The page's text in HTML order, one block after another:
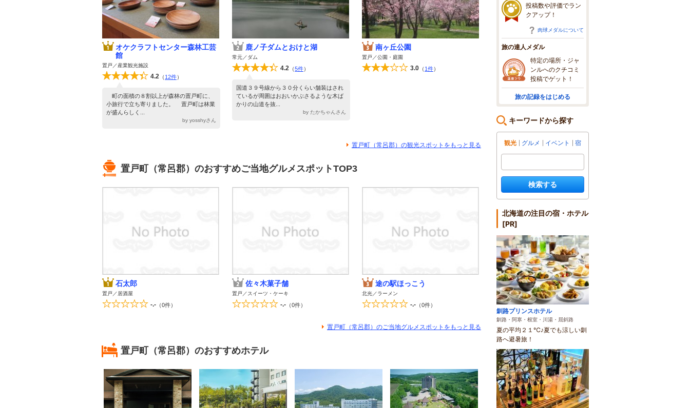
オケクラフトセンター森林工芸
館
置戸／産業観光施設
4.2 （ 12件）
町の面積の８割以上が森林の置戸町に、
小旅行で立ち寄りました。 置戸町は林業
が盛んらしく...
by yosshyさん
鹿ノ子ダムとおけと湖
常元／ダム
4.2 （5件）
国道３９号線から３０分くらい舗装はされ
ているが周囲はおおいかぶさるような木ば
かりの山道を抜...
by たかちゃんさん
南ヶ丘公園
置戸／公園・庭園
3.0 （ 1件）
置戸町（常呂郡）の観光スポットをもっと見る
置戸町（常呂郡）のおすすめご当地グルメスポットTOP3
石太郎
置戸／居酒屋
-.- （0件）
佐々木菓子舗
置戸／スイーツ・ケーキ
-.- （0件）
途の駅ほっこう
北光／ラーメン
-.- （0件）
置戸町（常呂郡）のご当地グルメスポットをもっと見る
置戸町（常呂郡）のおすすめホテル
投稿数や評価でラン
クアップ！
肉球メダルについて
旅の達人メダル
特定の場所・ジャ
ンルへのクチコミ
投稿でゲット！
旅の記録をはじめる
キーワードから探す
観光 グルメ イベント 宿
検索する
北海道の注目の宿・ホテル
[PR]
釧路プリンスホテル
釧路・阿寒・根室・川湯・屈斜路
夏の平均２１℃♪夏でも涼しい釧
路へ避暑旅！